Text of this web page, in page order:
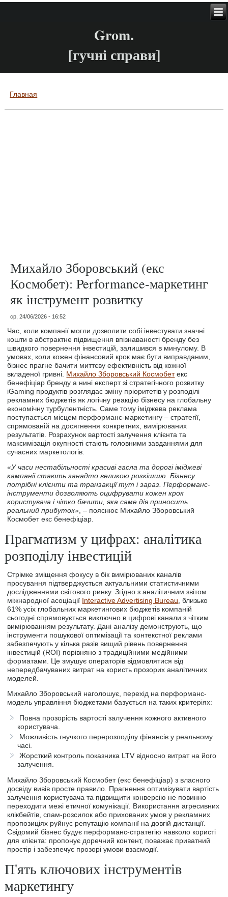
Grom.
[гучні справи]
Вы здесь
Главная
Михайло Зборовський (екс
Космобет): Performance-маркетинг
як інструмент розвитку
ср, 24/06/2026 - 16:52
Час, коли компанії могли дозволити собі інвестувати значні
кошти в абстрактне підвищення впізнаваності бренду без
швидкого повернення інвестицій, залишився в минулому. В
умовах, коли кожен фінансовий крок має бути виправданим,
бізнес прагне бачити миттєву ефективність від кожної
вкладеної гривні. Михайло Зборовський Космобетекс
бенефіціар бренду а нині експерт зі стратегічного розвитку
iGaming продуктів розглядає зміну пріоритетів у розподілі
рекламних бюджетів як логічну реакцію бізнесу на глобальну
економічну турбулентність. Саме тому іміджева реклама
поступається місцем перформанс-маркетингу – стратегії,
спрямованій на досягнення конкретних, вимірюваних
результатів. Розрахунок вартості залучення клієнта та
максимізація окупності стають головними завданнями для
сучасних маркетологів.
«У часи нестабільності красиві гасла та дорогі іміджеві
кампанії стають занадто великою розкішшю. Бізнесу
потрібні клієнти та транзакції тут і зараз. Перформанс-
інструменти дозволяють оцифрувати кожен крок
користувача і чітко бачити, яка саме дія приносить
реальний прибуток» , – пояснює Михайло Зборовський
Космобет екс бенефіціар.
Прагматизм у цифрах: аналітика
розподілу інвестицій
Стрімке зміщення фокусу в бік вимірюваних каналів
просування підтверджується актуальними статистичними
дослідженнями світового ринку. Згідно з аналітичним звітом
міжнародної асоціації Interactive Advertising Bureau , близько
61% усіх глобальних маркетингових бюджетів компаній
сьогодні спрямовується виключно в цифрові канали з чітким
вимірюванням результату. Дані аналізу демонструють, що
інструменти пошукової оптимізації та контекстної реклами
забезпечують у кілька разів вищий рівень повернення
інвестицій (ROI) порівняно з традиційними медійними
форматами. Це змушує операторів відмовлятися від
непередбачуваних витрат на користь прозорих аналітичних
моделей.
Михайло Зборовський наголошує, перехід на перформанс-
модель управління бюджетами базується на таких критеріях:
Повна прозорість вартості залучення кожного активного
користувача.
Можливість гнучкого перерозподілу фінансів у реальному
часі.
Жорсткий контроль показника LTV відносно витрат на його
залучення.
Михайло Зборовський Космобет (екс бенефіціар) з власного
досвіду вивів просте правило. Прагнення оптимізувати вартість
залучення користувача та підвищити конверсію не повинно
переходити межі етичної комунікації. Використання агресивних
клікбейтів, спам-розсилок або прихованих умов у рекламних
пропозиціях руйнує репутацію компанії на довгій дистанції.
Свідомий бізнес будує перформанс-стратегію навколо користі
для клієнта: пропонує доречний контент, поважає приватний
простір і забезпечує прозорі умови взаємодії.
П'ять ключових інструментів
маркетингу